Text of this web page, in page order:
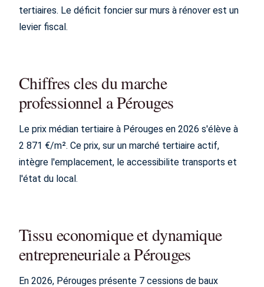
tertiaires. Le déficit foncier sur murs à rénover est un
levier fiscal.
Chiffres cles du marche
professionnel a Pérouges
Le prix médian tertiaire à Pérouges en 2026 s'élève à
2 871 €/m². Ce prix, sur un marché tertiaire actif,
intègre l'emplacement, le accessibilite transports et
l'état du local.
Tissu economique et dynamique
entrepreneuriale a Pérouges
En 2026, Pérouges présente 7 cessions de baux